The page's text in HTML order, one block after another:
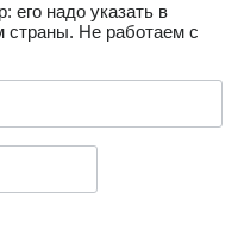
его надо указать в
страны. Не работаем с